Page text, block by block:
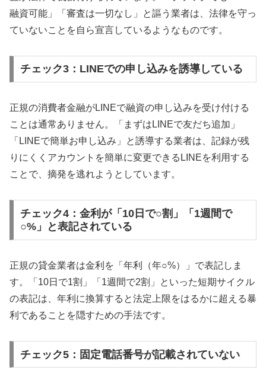
融資可能」「審査は一切なし」と謳う業者は、法律を守っ
ていないことを自ら宣言しているようなものです。
チェック3：LINEでの申し込みを誘導している
正規の消費者金融がLINEで融資の申し込みを受け付ける
ことは通常ありません。「まずはLINEで友だち追加」
「LINEで簡単お申し込み」と誘導する業者は、記録が残
りにくくアカウントを簡単に変更できるLINEを利用する
ことで、摘発を逃れようとしています。
チェック4：金利が「10日で○割」「1週間で
○%」と表記されている
正規の貸金業者は金利を「年利（年○%）」で表記しま
す。「10日で1割」「1週間で2割」といった短期サイクル
の表記は、年利に換算すると法定上限をはるかに超える暴
利であることを隠すための手法です。
チェック5：固定電話番号が記載されていない